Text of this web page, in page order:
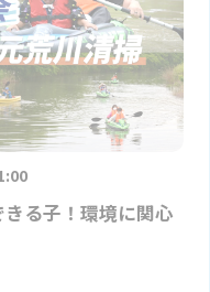
る子！環境に関心